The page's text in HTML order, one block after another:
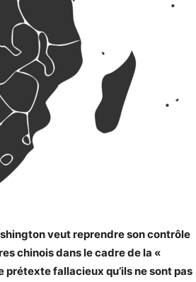
veut reprendre son contrôle
chinois dans le cadre de la «
fallacieux qu’ils ne sont pas